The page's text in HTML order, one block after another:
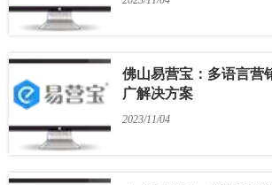
佛山易营宝：多语言营
广解决方案
2023/11/04